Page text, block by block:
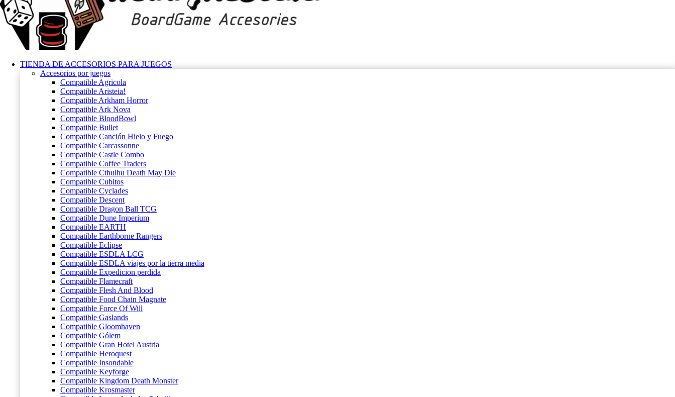
TIENDA DE ACCESORIOS PARA JUEGOS
Accesorios por juegos
Compatible Agricola
Compatible Aristeia!
Compatible Arkham Horror
Compatible Ark Nova
Compatible BloodBowl
Compatible Bullet
Compatible Canción Hielo y Fuego
Compatible Carcassonne
Compatible Castle Combo
Compatible Coffee Traders
Compatible Cthulhu Death May Die
Compatible Cubitos
Compatible Cyclades
Compatible Descent
Compatible Dragon Ball TCG
Compatible Dune Imperium
Compatible EARTH
Compatible Earthborne Rangers
Compatible Eclipse
Compatible ESDLA LCG
Compatible ESDLA viajes por la tierra media
Compatible Expedicion perdida
Compatible Flamecraft
Compatible Flesh And Blood
Compatible Food Chain Magnate
Compatible Force Of Will
Compatible Gaslands
Compatible Gloomhaven
Compatible Gólem
Compatible Gran Hotel Austria
Compatible Heroquest
Compatible Insondable
Compatible Keyforge
Compatible Kingdom Death Monster
Compatible Krosmaster